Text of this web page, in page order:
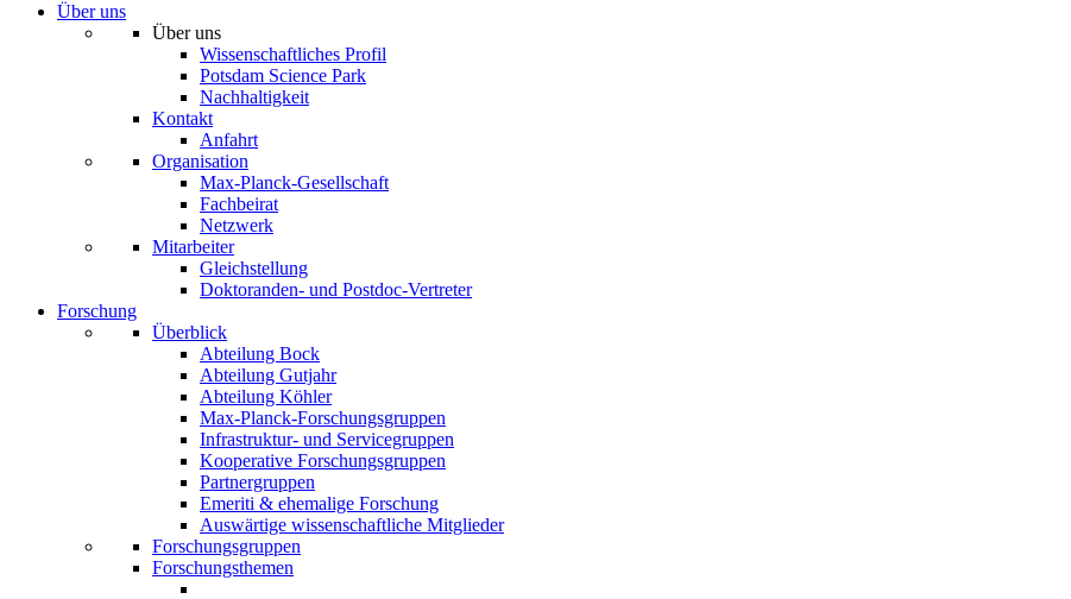
Über uns
Über uns
Wissenschaftliches Profil
Potsdam Science Park
Nachhaltigkeit
Kontakt
Anfahrt
Organisation
Max-Planck-Gesellschaft
Fachbeirat
Netzwerk
Mitarbeiter
Gleichstellung
Doktoranden- und Postdoc-Vertreter
Forschung
Überblick
Abteilung Bock
Abteilung Gutjahr
Abteilung Köhler
Max-Planck-Forschungsgruppen
Infrastruktur- und Servicegruppen
Kooperative Forschungsgruppen
Partnergruppen
Emeriti & ehemalige Forschung
Auswärtige wissenschaftliche Mitglieder
Forschungsgruppen
Forschungsthemen